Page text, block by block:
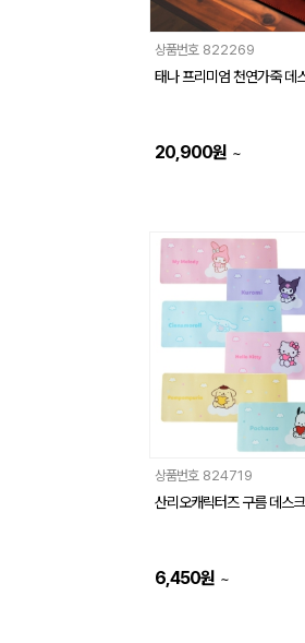
상품번호 822269
태나 프리미엄 천연가죽 데
20,900원 ~
상품번호 824719
산리오캐릭터즈 구름 데스
6,450원 ~